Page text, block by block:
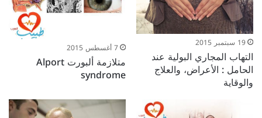
19 سبتمبر 2015
التهاب المجاري البولية عند
الحامل : الأعراض، والعلاج
والوقاية
7 أغسطس 2015
متلازمة ألبورت Alport
syndrome